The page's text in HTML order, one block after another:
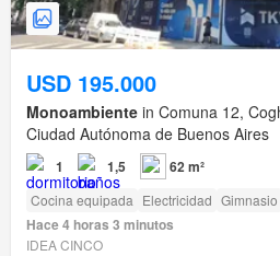
USD 195.000
Monoambiente in Comuna 12,
Ciudad Autónoma de Buenos Aires
1 1,5 62 m²
Cocina equipada Electricidad Gimnasio
Hace 4 horas 3 minutos
IDEA CINCO